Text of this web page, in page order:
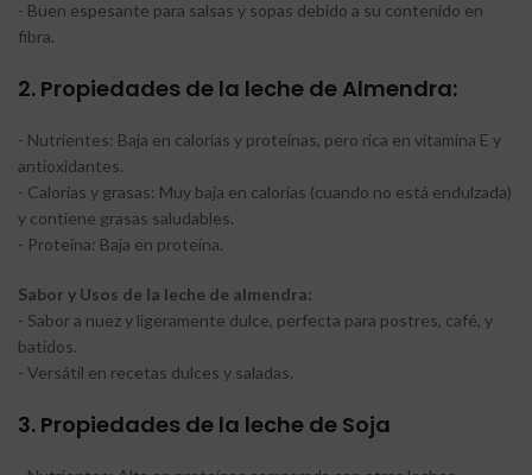
- Buen espesante para salsas y sopas debido a su contenido en
fibra.
2. Propiedades de la leche de Almendra:
- Nutrientes: Baja en calorías y proteínas, pero rica en vitamina E y
antioxidantes.
- Calorías y grasas: Muy baja en calorías (cuando no está endulzada)
y contiene grasas saludables.
- Proteína: Baja en proteína.
Sabor y Usos de la leche de almendra:
- Sabor a nuez y ligeramente dulce, perfecta para postres, café, y
batidos.
- Versátil en recetas dulces y saladas.
3. Propiedades de la leche de Soja